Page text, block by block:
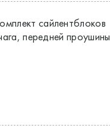
сайлентблоков
передней проушины